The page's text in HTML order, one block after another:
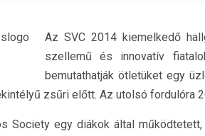
Az SVC 2014 kiemelkedő
szellemű és innovatív
bemutathatják ötletüket egy
zsűri előtt. Az utolsó fordulóra
Society egy diákok által